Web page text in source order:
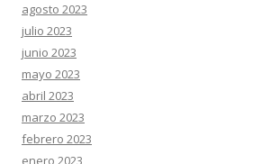
agosto 2023
julio 2023
junio 2023
mayo 2023
abril 2023
marzo 2023
febrero 2023
enero 2023